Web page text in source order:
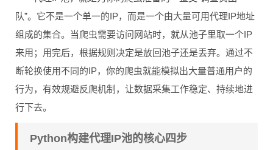
队”。它不是一个单一的IP，而是一个由大量可用代理IP地址
组成的集合。当爬虫需要访问网站时，就从池子里取一个IP
来用；用完后，根据规则决定是放回池子还是丢弃。通过不
断轮换使用不同的IP，你的爬虫就能模拟出大量普通用户的
行为，有效规避反爬机制，让数据采集工作稳定、持续地进
行下去。
Python构建代理IP池的核心四步